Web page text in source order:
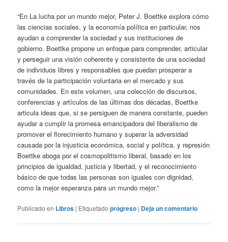
“En La lucha por un mundo mejor, Peter J. Boettke explora cómo
las ciencias sociales, y la economía política en particular, nos
ayudan a comprender la sociedad y sus instituciones de
gobierno. Boettke propone un enfoque para comprender, articular
y perseguir una visión coherente y consistente de una sociedad
de individuos libres y responsables que puedan prosperar a
través de la participación voluntaria en el mercado y sus
comunidades. En este volumen, una colección de discursos,
conferencias y artículos de las últimas dos décadas, Boettke
articula ideas que, si se persiguen de manera constante, pueden
ayudar a cumplir la promesa emancipadora del liberalismo de
promover el florecimiento humano y superar la adversidad
causada por la injusticia económica, social y política. y represión
Boettke aboga por el cosmopolitismo liberal, basado en los
principios de igualdad, justicia y libertad, y el reconocimiento
básico de que todas las personas son iguales con dignidad,
como la mejor esperanza para un mundo mejor.”
Publicado en Libros | Etiquetado progreso | Deja un comentario